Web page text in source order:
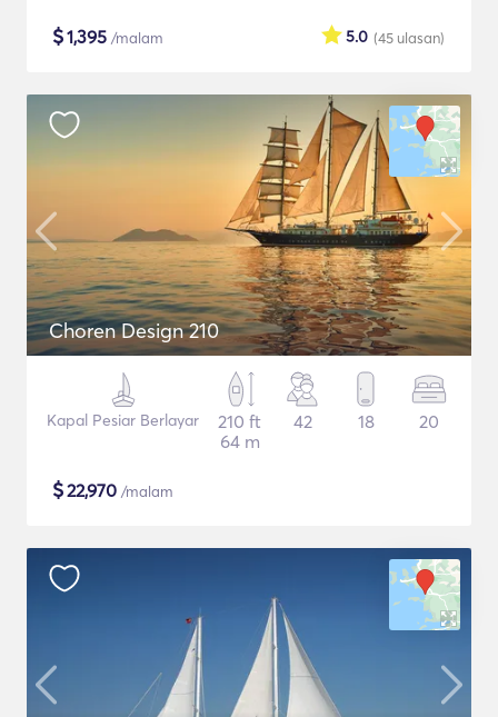
$1,395 /malam (45 ulasan)
5.0
Choren Design 210
Kapal Pesiar Berlayar
210 ft
64 m
42 18 20
$22,970 /malam